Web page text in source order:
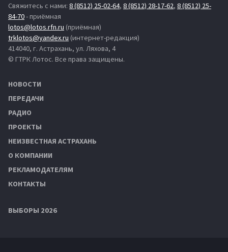
Свяжитесь с нами: 8 (8512) 25-02-64, 8 (8512) 28-17-62, 8 (8512) 25-
84-70- приёмная
lotos@lotos.rfn.ru (приёмная)
trklotos@yandex.ru (интернет-редакция)
414040, г. Астрахань, ул. Ляхова, 4
© ГТРК Лотос. Все права защищены.
НОВОСТИ
ПЕРЕДАЧИ
РАДИО
ПРОЕКТЫ
НЕИЗВЕСТНАЯ АСТРАХАНЬ
О КОМПАНИИ
РЕКЛАМОДАТЕЛЯМ
КОНТАКТЫ
ВЫБОРЫ 2026